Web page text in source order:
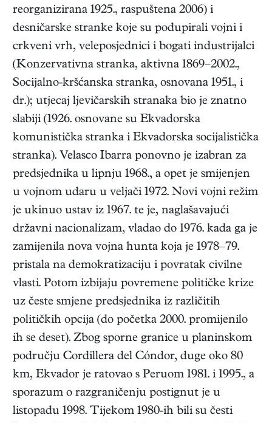
reorganizirana 1925., raspuštena 2006) i
desničarske stranke koje su podupirali vojni i
crkveni vrh, veleposjednici i bogati industrijalci
(Konzervativna stranka, aktivna 1869–2002.,
Socijalno-kršćanska stranka, osnovana 1951., i
dr.); utjecaj ljevičarskih stranaka bio je znatno
slabiji (1926. osnovane su Ekvadorska
komunistička stranka i Ekvadorska socijalistička
stranka). Velasco Ibarra ponovno je izabran za
predsjednika u lipnju 1968., a opet je smijenjen
u vojnom udaru u veljači 1972. Novi vojni režim
je ukinuo ustav iz 1967. te je, naglašavajući
državni nacionalizam, vladao do 1976. kada ga je
zamijenila nova vojna hunta koja je 1978–79.
pristala na demokratizaciju i povratak civilne
vlasti. Potom izbijaju povremene političke krize
uz česte smjene predsjednika iz različitih
političkih opcija (do početka 2000. promijenilo
ih se deset). Zbog sporne granice u planinskom
području Cordillera del Cóndor, duge oko 80
km, Ekvador je ratovao s Peruom 1981. i 1995., a
sporazum o razgraničenju postignut je u
listopadu 1998. Tijekom 1980-ih bili su česti